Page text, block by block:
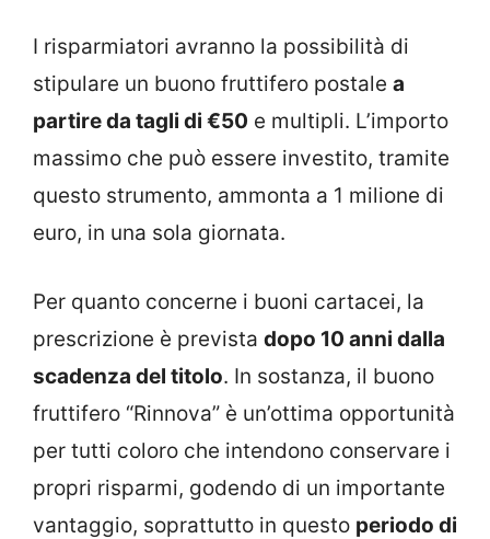
I risparmiatori avranno la possibilità di
stipulare un buono fruttifero postale a
partire da tagli di €50 e multipli. L’importo
massimo che può essere investito, tramite
questo strumento, ammonta a 1 milione di
euro, in una sola giornata.
Per quanto concerne i buoni cartacei, la
prescrizione è prevista dopo 10 anni dalla
scadenza del titolo. In sostanza, il buono
fruttifero “Rinnova” è un’ottima opportunità
per tutti coloro che intendono conservare i
propri risparmi, godendo di un importante
vantaggio, soprattutto in questo periodo di